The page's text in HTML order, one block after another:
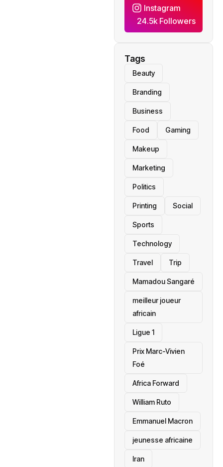
Instagram
24.5k Followers
Tags
Beauty
Branding
Business
Food Gaming
Makeup
Marketing
Politics
Printing Social
Sports
Technology
Travel Trip
Mamadou Sangaré
meilleur joueur
africain
Ligue 1
Prix Marc-Vivien
Foé
‎Africa Forward
William Ruto
Emmanuel Macron
jeunesse africaine
‎Iran